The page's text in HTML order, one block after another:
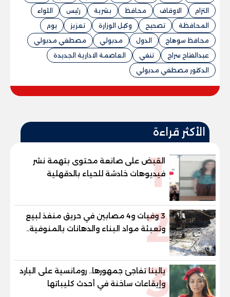
التزام
الاوقاف محافظ بشرية رئيس
اللواء
المحافظة
تصحيح وكيل الوزارة تعزيز
يوم
محافظ سوهاج
الدول مدبولي
مصطفي مدبولي
عبدالفتاح سراج
تنفي
العاصمة الادارية الجديدة
الدكتور مصطفي مدبولي
الأكثر قراءة
1
القبض على صانعة محتوى بتهمة نشر
فيديوهات خادشة للحياء بالدقهلية
2
3 وفيات و4 مصابين في حريق منفذ لبيع
وتعبئة مواد البناء والدهانات بالمنوفية..
والمحافظ يتابع من موقع الحادث
3
يالينا تفاجئ جمهورها.. رومانسية على البارد
وإيقاعات ساخنة في أحدث كليباتها